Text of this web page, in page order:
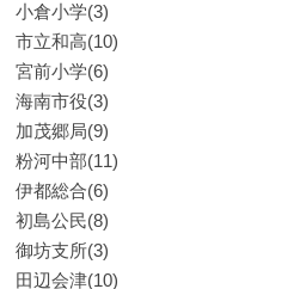
小倉小学(3)
市立和高(10)
宮前小学(6)
海南市役(3)
加茂郷局(9)
粉河中部(11)
伊都総合(6)
初島公民(8)
御坊支所(3)
田辺会津(10)